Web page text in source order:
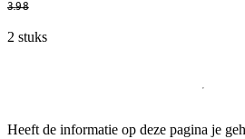
3.98
2 stuks
Heeft de informatie op deze pagina je